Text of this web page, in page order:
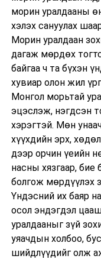
морин уралдааны
хэлэх сануулах
Морин уралдаан
дагаж мөрдөх
байгаа ч та бүхэн
хувиар олон жил
Монгол морьтай
эцэслэж, нэгдсэн
хэрэгтэй. Мөн
хүүхдийн эрх,
дээр орчин үеийн
насны хязгаар,
болгож мөрдүүлэх
Үндэсний их баяр
осол эндэгдэл
уралдааныг зүй
уяачдын холбоо,
шийдлүүдийг олж